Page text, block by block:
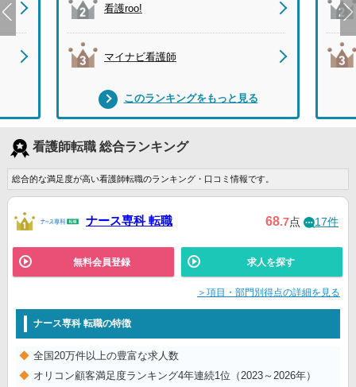
看護roo!
マイナビ看護師
このランキングをもっと見る
看護師転職 総合ランキング
総合的な満足度が高い看護師転職のランキング・口コミ情報です。
ナース専科 転職 68.7点 17件
無料会員登録 求人を探す
＞項目・部門別得点の詳細を見る
ナース専科 転職の特徴
全国20万件以上の豊富な求人数
オリコン顧客満足度ランキング4年連続1位（2023～2026年）